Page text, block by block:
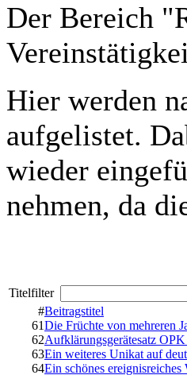
Der Bereich
Hier werden
aufgelistet.
wieder
nehmen, da
Titelfilter
#Beitragstitel
61Die Früchte von mehreren
62Aufklärungsgerätesatz
63Ein weiteres Unikat auf
64Ein schönes ereignisreiches